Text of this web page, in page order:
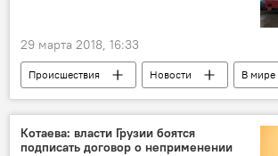
29 марта 2018, 16:33
Происшествия Новости В мире
Котаева: власти Грузии боятся
подписать договор о неприменении